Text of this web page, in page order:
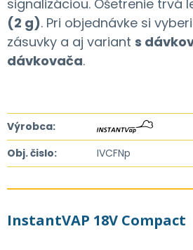
signalizáciou. Ošetrenie trvá
(2 g). Pri objednávke si
zásuvky a aj variant s
dávkovača.
Výrobca:
Obj. čislo:
IVCFNp
InstantVAP 18V Compact